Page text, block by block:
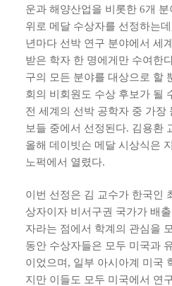
운과 해양산업을 비롯한 6개
위로 메달 수상자를 선정하는
년마다 선박 연구 분야에서 세
받은 학자 한 명에게만 수여한
구의 모든 분야를 대상으로 할
회의 비회원도 수상 후보가 될
전 세계의 선박 공학자 중 가장
보들 중에서 선정된다. 김용환
올해 데이빗슨 메달 시상식은
노퍽에서 열렸다.
이번 선정은 김 교수가 한국인
상자이자 비서구권 국가가 배
자라는 점에서 학계의 관심을
동안 수상자들은 모두 미국과
이었으며, 일부 아시아계 미국
지만 이들도 모두 미국에서 연